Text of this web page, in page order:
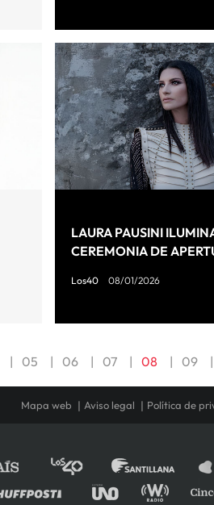
LAURA PAUSINI
CEREMONIA DE
Los40 08/01/2026
05 06 07 08 09
Mapa web Aviso legal Política de